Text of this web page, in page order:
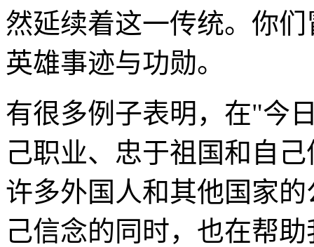
然延续着这一传统。你
英雄事迹与功勋。
有很多例子表明，在"今
己职业、忠于祖国和自
许多外国人和其他国家
己信念的同时，也在帮